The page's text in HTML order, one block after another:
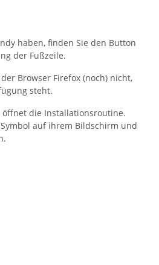
haben, finden Sie den Button
der Fußzeile.
Browser Firefox (noch) nicht,
steht.
öffnet die Installationsroutine.
auf ihrem Bildschirm und